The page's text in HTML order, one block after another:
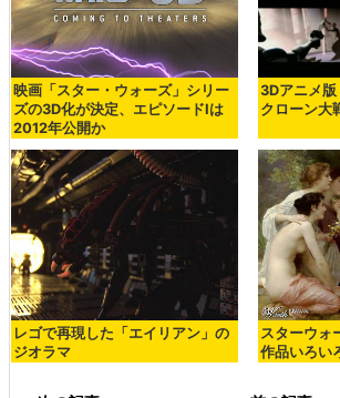
映画「スター・ウォーズ」シリー
ズの3D化が決定、エピソードIは
2012年公開か
3Dアニメ
クローン大
レゴで再現した「エイリアン」の
ジオラマ
スターウォ
作品いろい